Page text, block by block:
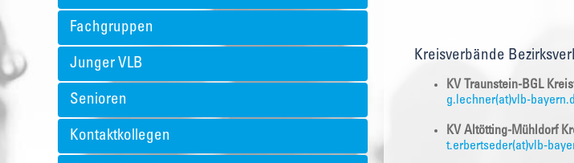
Fachgruppen
Junger VLB
Senioren
Kontaktkollegen
Kreisverbände
KV Traunstein-BGL
g.lechner(at)vlb-
KV Altötting-Mühldorf
t.erbertseder(at)vlb-